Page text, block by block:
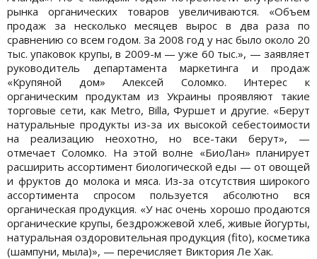
рынка органических товаров увеличиваются. «Объем
продаж за несколько месяцев вырос в два раза по
сравнению со всем годом. За 2008 год у нас было около 20
тыс. упаковок крупы, в 2009-м — уже 60 тыс.», — заявляет
руководитель департамента маркетинга и продаж
«Крупяной дом» Алексей Соломко. Интерес к
органическим продуктам из Украины проявляют такие
торговые сети, как Metro, Billa, Фуршет и другие. «Берут
натуральные продукты из-за их высокой себестоимости
на реализацию неохотно, но все-таки берут», —
отмечает Соломко. На этой волне «БиоЛан» планирует
расширить ассортимент биологической еды — от овощей
и фруктов до молока и мяса. Из-за отсутствия широкого
ассортимента спросом пользуется абсолютно вся
органическая продукция. «У нас очень хорошо продаются
органические крупы, бездрожжевой хлеб, живые йогурты,
натуральная оздоровительная продукция (fito), косметика
(шампуни, мыла)», — перечисляет Виктория Ле Хак.